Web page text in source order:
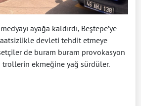
ayağa kaldırdı, Beştepe’ye
devleti tehdit etmeye
de buram buram provokasyon
trollerin ekmeğine yağ sürdüler.